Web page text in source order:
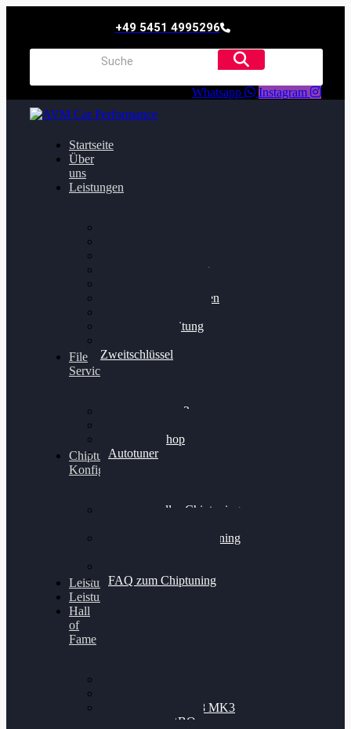
+49 5451 4995296
Whatsapp Instagram
Startseite
Über
uns
Leistungen
Getriebeoptimierung
Bremsscheiben planen
Felgenaufbereitung
Zweitschlüssel
File
Service
Alientech Kess3
Alientech Shop
Autotuner
Chiptuning
Konfigurator
Professionelles Chiptuning
Professionelles Chiptuning
FAQ zum Chiptuning
Leistungsmessung
Leistungsprüfstand
Hall
of
Fame
Nissan GT-R35 3.8 MK3
V6 TWINTURBO